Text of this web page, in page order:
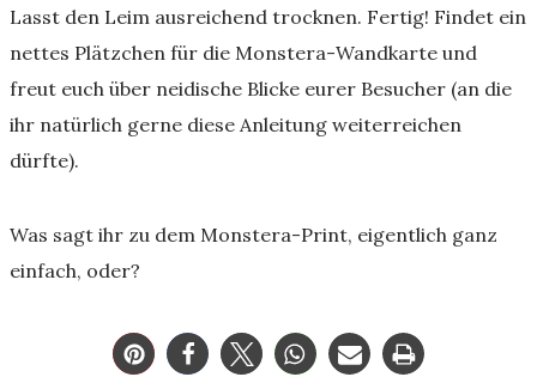
Lasst den Leim ausreichend trocknen. Fertig! Findet ein
nettes Plätzchen für die Monstera-Wandkarte und
freut euch über neidische Blicke eurer Besucher (an die
ihr natürlich gerne diese Anleitung weiterreichen
dürfte).
Was sagt ihr zu dem Monstera-Print, eigentlich ganz
einfach, oder?